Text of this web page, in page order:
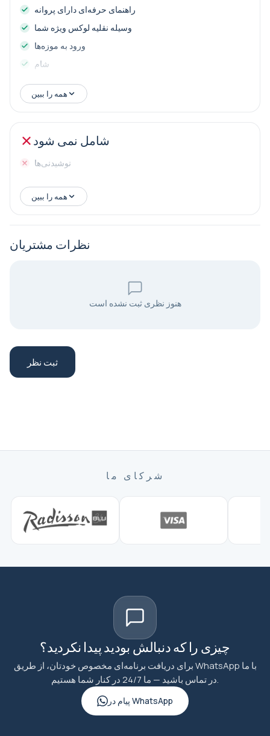
راهنمای حرفه‌ای دارای پروانه
وسیله نقلیه لوکس ویژه شما
ورود به موزه‌ها
شام
همه را ببین
شامل نمی شود
نوشیدنی‌ها
همه را ببین
نظرات مشتریان
هنوز نظری ثبت نشده است
ثبت نظر
شرکای ما
چیزی را که دنبالش بودید پیدا نکردید؟
برای دریافت برنامه‌ای مخصوص خودتان، از طریق WhatsApp با ما
در تماس باشید — ما 24/7 در کنار شما هستیم.
پیام در WhatsApp